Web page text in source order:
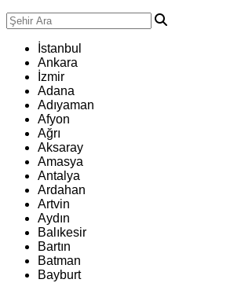
İstanbul
Ankara
İzmir
Adana
Adıyaman
Afyon
Ağrı
Aksaray
Amasya
Antalya
Ardahan
Artvin
Aydın
Balıkesir
Bartın
Batman
Bayburt